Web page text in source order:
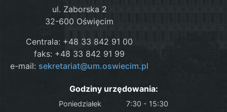
ul. Zaborska 2
32-600 Oświęcim
Centrala: +48 33 842 91 00
faks: +48 33 842 91 99
e-mail: sekretariat@um.oswiecim.pl
Godziny urzędowania:
Poniedziałek
7:30 - 15:30